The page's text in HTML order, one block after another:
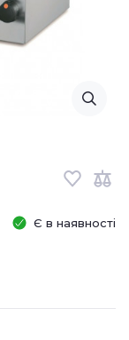
Є в наявності